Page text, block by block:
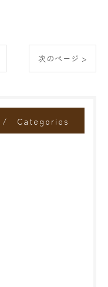
次のページ >
Categories